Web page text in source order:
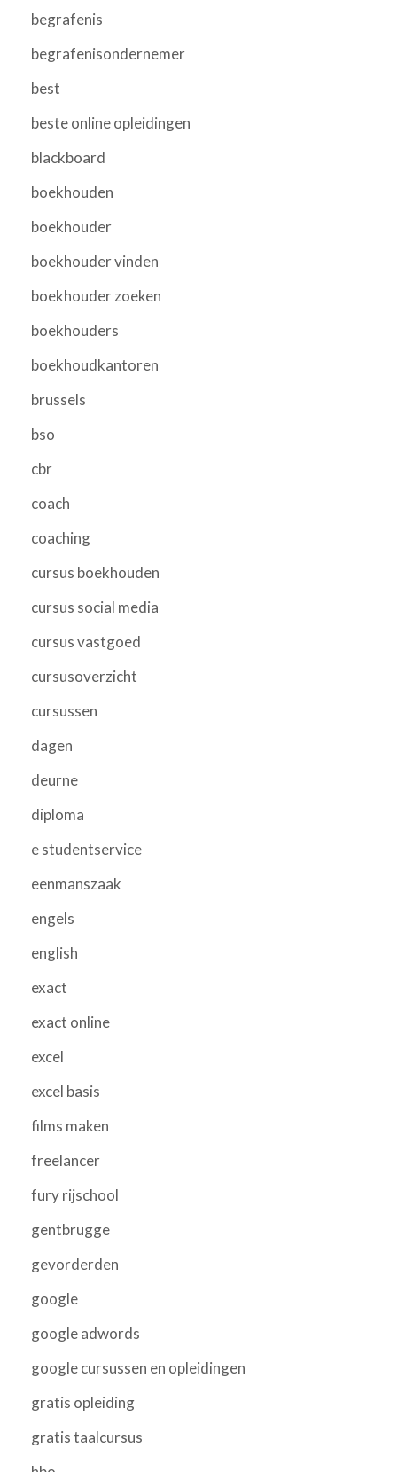
begrafenis
begrafenisondernemer
best
beste online opleidingen
blackboard
boekhouden
boekhouder
boekhouder vinden
boekhouder zoeken
boekhouders
boekhoudkantoren
brussels
bso
cbr
coach
coaching
cursus boekhouden
cursus social media
cursus vastgoed
cursusoverzicht
cursussen
dagen
deurne
diploma
e studentservice
eenmanszaak
engels
english
exact
exact online
excel
excel basis
films maken
freelancer
fury rijschool
gentbrugge
gevorderden
google
google adwords
google cursussen en opleidingen
gratis opleiding
gratis taalcursus